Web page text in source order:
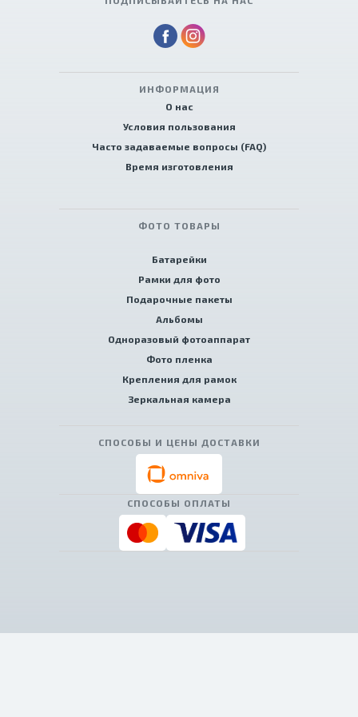
ИНФОРМАЦИЯ
О нас
Условия пользования
Часто задаваемые вопросы (FAQ)
Время изготовления
ФОТО ТОВАРЫ
Батарейки
Рамки для фото
Подарочные пакеты
Альбомы
Одноразовый фотоаппарат
Фото пленка
Крепления для рамок
Зеркальная камера
СПОСОБЫ И ЦЕНЫ ДОСТАВКИ
СПОСОБЫ ОПЛАТЫ